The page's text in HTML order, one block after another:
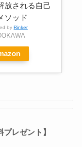
放される自己
ソッド
byRinker
レゼント】